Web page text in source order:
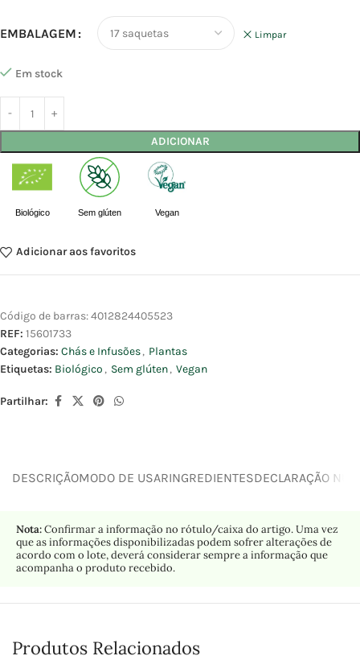
EMBALAGEM Limpar
Em stock
ADICIONAR
Biológico Sem glúten Vegan
Adicionar aos favoritos
Código de barras:4012824405523
REF: 15601733
Categorias: Chás e Infusões, Plantas
Etiquetas: Biológico , Sem glúten, Vegan
Partilhar:
DESCRIÇÃOMODO DE USARINGREDIENTESDECLARAÇÃO
Nota:Confirmar a informação no rótulo/caixa do artigo. Uma vez
que as informações disponibilizadas podem sofrer alterações de
acordo com o lote, deverá considerar sempre a informação que
acompanha o produto recebido.
Produtos Relacionados